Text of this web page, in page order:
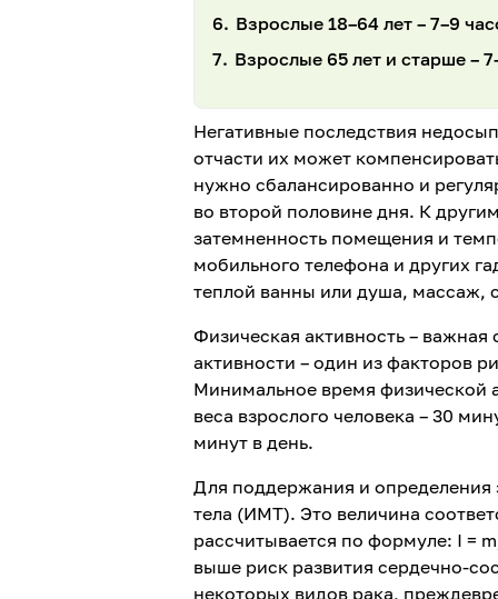
Взрослые 18–64 лет – 7–9
Взрослые 65 лет и старше –
Негативные последствия
отчасти их может
нужно сбалансированно и
во второй половине дня. К
затемненность помещения и
мобильного телефона и других
теплой ванны или душа, массаж,
Физическая активность –
активности – один из факторов
Минимальное время физической
веса взрослого человека – 30
минут в день.
Для поддержания и определения
тела (ИМТ). Это величина
рассчитывается по формуле: I =
выше риск развития сердечно-
некоторых видов рака,